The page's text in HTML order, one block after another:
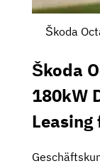
Škoda
Škoda
180kW